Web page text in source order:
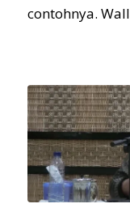
contohnya.